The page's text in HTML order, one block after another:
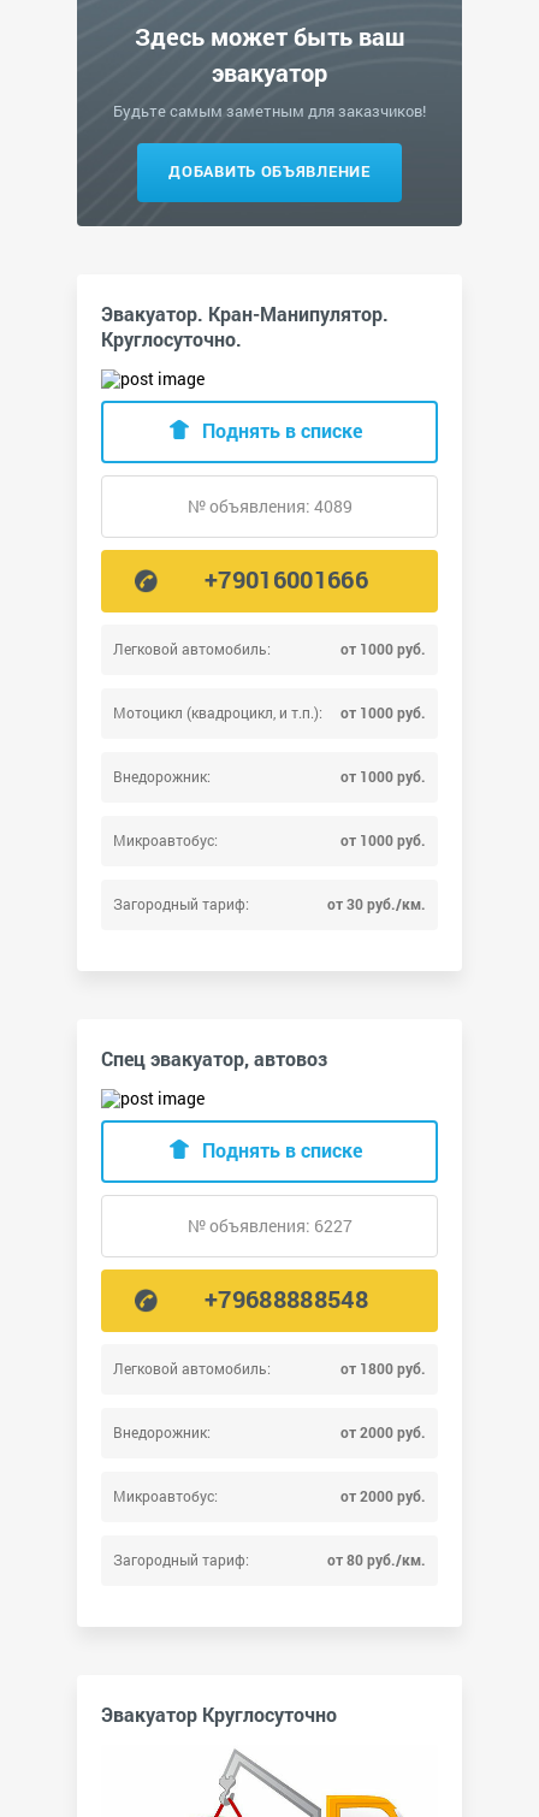
Здесь может быть ваш
эвакуатор
Будьте самым заметным для заказчиков!
ДОБАВИТЬ ОБЪЯВЛЕНИЕ
Эвакуатор. Кран-Манипулятор.
Круглосуточно.
Легковой автомобиль: от 1000 руб.
Мотоцикл (квадроцикл, и т.п.): от 1000 руб.
Внедорожник: от 1000 руб.
Микроавтобус: от 1000 руб.
Загородный тариф: от 30 руб./км.
Поднять в списке
№ объявления: 4089
+79016001666
Спец эвакуатор, автовоз
Легковой автомобиль: от 1800 руб.
Внедорожник: от 2000 руб.
Микроавтобус: от 2000 руб.
Загородный тариф: от 80 руб./км.
Поднять в списке
№ объявления: 6227
+79688888548
Эвакуатор Круглосуточно